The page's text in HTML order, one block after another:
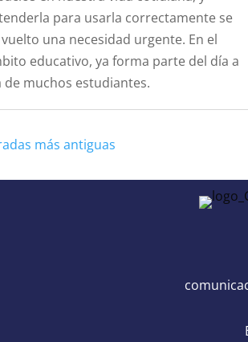
para usarla correctamente se
una necesidad urgente. En el
educativo, ya forma parte del día a
de muchos estudiantes.
más antiguas